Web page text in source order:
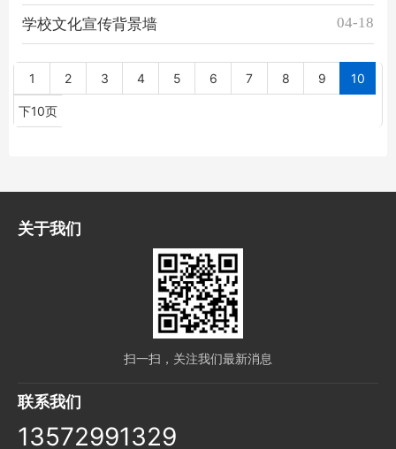
学校文化宣传背景墙 04-18
1 2 3 4 5 6 7 8 9 10
下10页
关于我们
扫一扫，关注我们最新消息
联系我们
13572991329